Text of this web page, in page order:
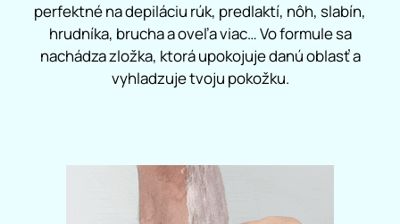
perfektné na depiláciu rúk, predlaktí, nôh, slabín,
hrudníka, brucha a oveľa viac… Vo formule sa
nachádza zložka, ktorá upokojuje danú oblasť a
vyhladzuje tvoju pokožku.